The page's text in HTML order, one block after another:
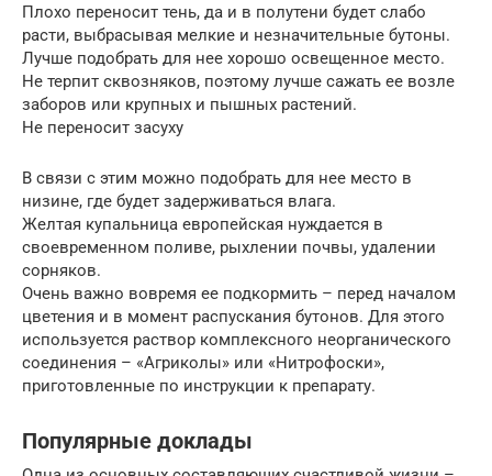
Плохо переносит тень, да и в полутени будет слабо
расти, выбрасывая мелкие и незначительные бутоны.
Лучше подобрать для нее хорошо освещенное место.
Не терпит сквозняков, поэтому лучше сажать ее возле
заборов или крупных и пышных растений.
Не переносит засуху
В связи с этим можно подобрать для нее место в
низине, где будет задерживаться влага.
Желтая купальница европейская нуждается в
своевременном поливе, рыхлении почвы, удалении
сорняков.
Очень важно вовремя ее подкормить – перед началом
цветения и в момент распускания бутонов. Для этого
используется раствор комплексного неорганического
соединения – «Агриколы» или «Нитрофоски»,
приготовленные по инструкции к препарату.
Популярные доклады